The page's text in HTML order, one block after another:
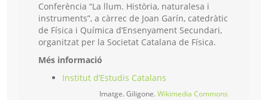
Conferència “La llum. Història, naturalesa i
instruments”, a càrrec de Joan Garín, catedràtic
de Física i Química d’Ensenyament Secundari,
organitzat per la Societat Catalana de Física.
Més informació
Institut d’Estudis Catalans
Imatge. Giligone. Wikimedia Commons